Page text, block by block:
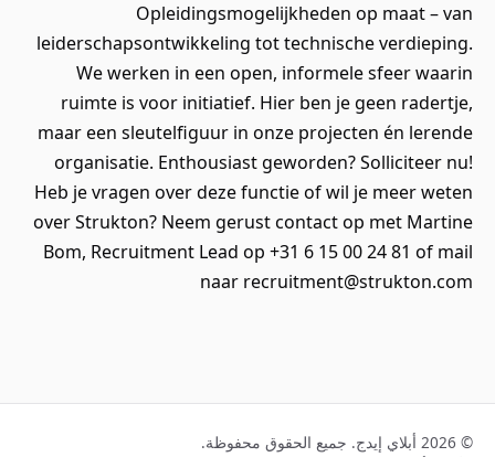
Opleidingsmogelijkheden op maat – van
leiderschapsontwikkeling tot technische verdieping.
We werken in een open, informele sfeer waarin
ruimte is voor initiatief. Hier ben je geen radertje,
maar een sleutelfiguur in onze projecten én lerende
organisatie. Enthousiast geworden? Solliciteer nu!
Heb je vragen over deze functie of wil je meer weten
over Strukton? Neem gerust contact op met Martine
Bom, Recruitment Lead op +31 6 15 00 24 81 of mail
naar recruitment@strukton.com
© 2026 أبلاي إيدج. جميع الحقوق محفوظة.